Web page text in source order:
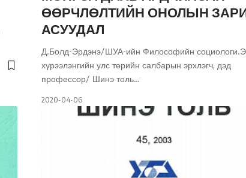
ӨӨРЧЛӨЛТИЙН ОНОЛЫН
АСУУДАЛ
Д.Болд-Эрдэнэ/ШУА-ийн Философийн
хүрээлэнгийн улс төрийн салбарын эрхлэгч, дэд
профессор/ Шинэ толь…
2020-04-06